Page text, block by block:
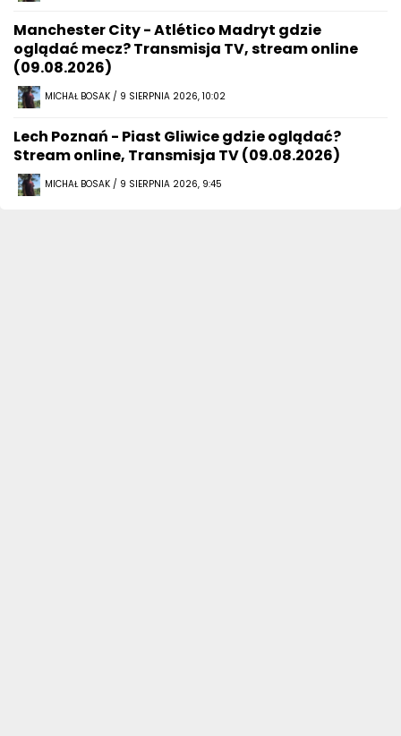
Manchester City - Atlético Madryt gdzie
oglądać mecz? Transmisja TV, stream online
(09.08.2026)
MICHAŁ BOSAK / 9 SIERPNIA 2026, 10:02
Lech Poznań - Piast Gliwice gdzie oglądać?
Stream online, Transmisja TV (09.08.2026)
MICHAŁ BOSAK / 9 SIERPNIA 2026, 9:45